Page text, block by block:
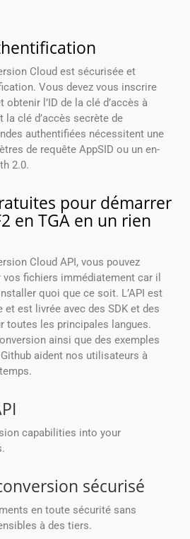
Cloud est sécurisée et
Vous devez vous inscrire
obtenir l’ID de la clé d’accès à
la clé d’accès secrète de
authentifiées nécessitent une
de requête AppSID ou un en-
2.0.
pour démarrer
en TGA en un rien
Cloud API, vous pouvez
fichiers immédiatement car il
quoi que ce soit. L’API est
est livrée avec des SDK et des
toutes les principales langues.
ainsi que des exemples
aident nos utilisateurs à
capabilities into your
sécurisé
en toute sécurité sans
à des tiers.